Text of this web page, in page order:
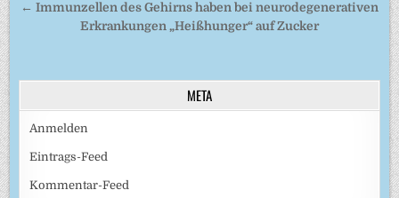
← Immunzellen des Gehirns haben bei neurodegenerativen
Erkrankungen „Heißhunger“ auf Zucker
META
Anmelden
Eintrags-Feed
Kommentar-Feed